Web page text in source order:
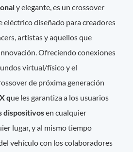
y elegante, es un crossover
diseñado para creadores
artistas y aquellos que
Ofreciendo conexiones
virtual/físico y el
de próxima generación
que les garantiza a los usuarios
dispositivosen cualquier
lugar, y al mismo tiempo
vehículo con los colaboradores